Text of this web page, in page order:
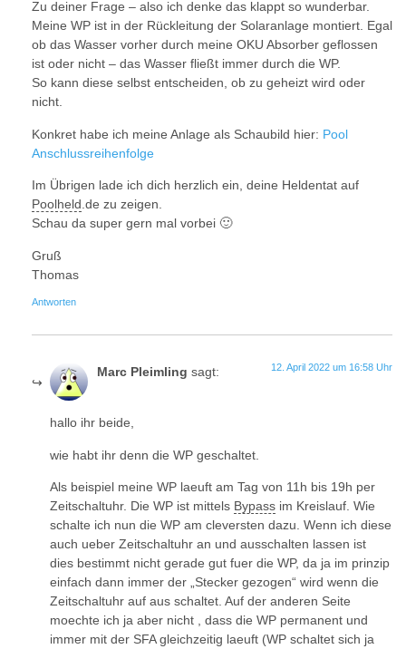
Zu deiner Frage – also ich denke das klappt so wunderbar.
Meine WP ist in der Rückleitung der Solaranlage montiert. Egal
ob das Wasser vorher durch meine OKU Absorber geflossen
ist oder nicht – das Wasser fließt immer durch die WP.
So kann diese selbst entscheiden, ob zu geheizt wird oder
nicht.
Konkret habe ich meine Anlage als Schaubild hier: Pool
Anschlussreihenfolge
Im Übrigen lade ich dich herzlich ein, deine Heldentat auf
Poolheld .de zu zeigen.
Schau da super gern mal vorbei 🙂
Gruß
Thomas
Antworten
Marc Pleimling sagt: 12. April 2022 um 16:58 Uhr
hallo ihr beide,
wie habt ihr denn die WP geschaltet.
Als beispiel meine WP laeuft am Tag von 11h bis 19h per
Zeitschaltuhr. Die WP ist mittels Bypass im Kreislauf. Wie
schalte ich nun die WP am cleversten dazu. Wenn ich diese
auch ueber Zeitschaltuhr an und ausschalten lassen ist
dies bestimmt nicht gerade gut fuer die WP, da ja im prinzip
einfach dann immer der „Stecker gezogen“ wird wenn die
Zeitschaltuhr auf aus schaltet. Auf der anderen Seite
moechte ich ja aber nicht , dass die WP permanent und
immer mit der SFA gleichzeitig laeuft (WP schaltet sich ja